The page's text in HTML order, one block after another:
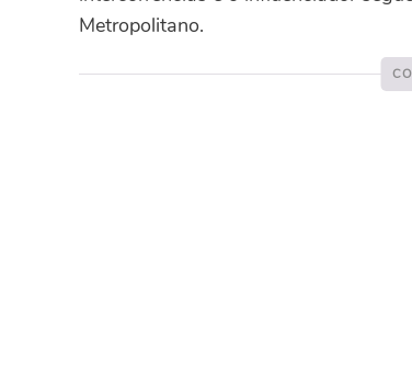
Metropolitano.